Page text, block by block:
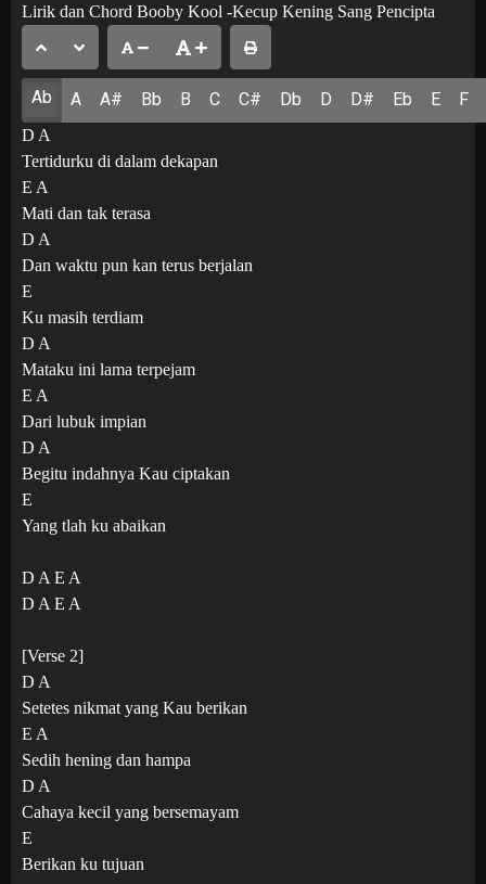
Lirik dan Chord Booby Kool -Kecup Kening Sang Pencipta
Ab A A# Bb B C C# Db D D# Eb E F
D A
Tertidurku di dalam dekapan
E A
Mati dan tak terasa
D A
Dan waktu pun kan terus berjalan
E
Ku masih terdiam
D A
Mataku ini lama terpejam
E A
Dari lubuk impian
D A
Begitu indahnya Kau ciptakan
E
Yang tlah ku abaikan
D A E A
D A E A
[Verse 2]
D A
Setetes nikmat yang Kau berikan
E A
Sedih hening dan hampa
D A
Cahaya kecil yang bersemayam
E
Berikan ku tujuan